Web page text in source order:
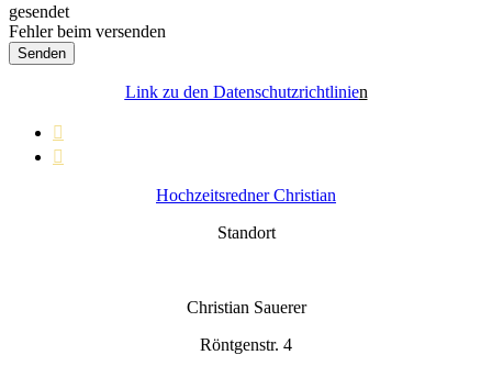
gesendet
Fehler beim versenden
Senden
Link zu den Datenschutzrichtlinien


Hochzeitsredner Christian
Standort
Christian Sauerer
Röntgenstr. 4